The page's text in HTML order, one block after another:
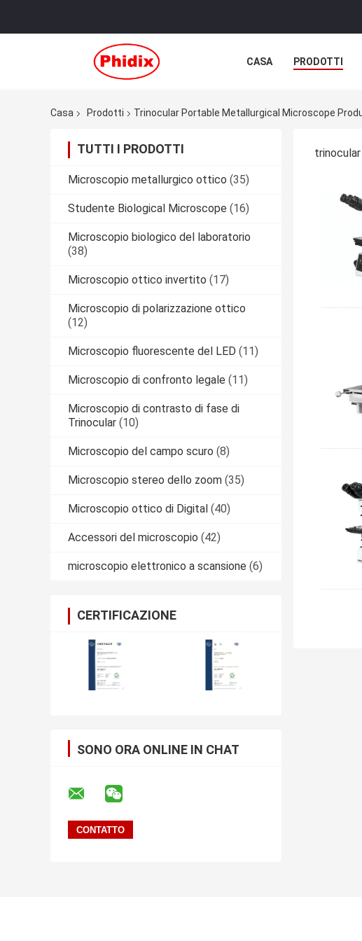
CASA PRODOTTI
Casa Prodotti Trinocular Portable Metallurgical Microscope
TUTTI I PRODOTTI
Microscopio metallurgico ottico (35)
Studente Biological Microscope (16)
Microscopio biologico del laboratorio
(38)
Microscopio ottico invertito (17)
Microscopio di polarizzazione ottico
(12)
Microscopio fluorescente del LED (11)
Microscopio di confronto legale (11)
Microscopio di contrasto di fase di
Trinocular (10)
Microscopio del campo scuro (8)
Microscopio stereo dello zoom (35)
Microscopio ottico di Digital (40)
Accessori del microscopio (42)
microscopio elettronico a scansione (6)
CERTIFICAZIONE
SONO ORA ONLINE IN CHAT